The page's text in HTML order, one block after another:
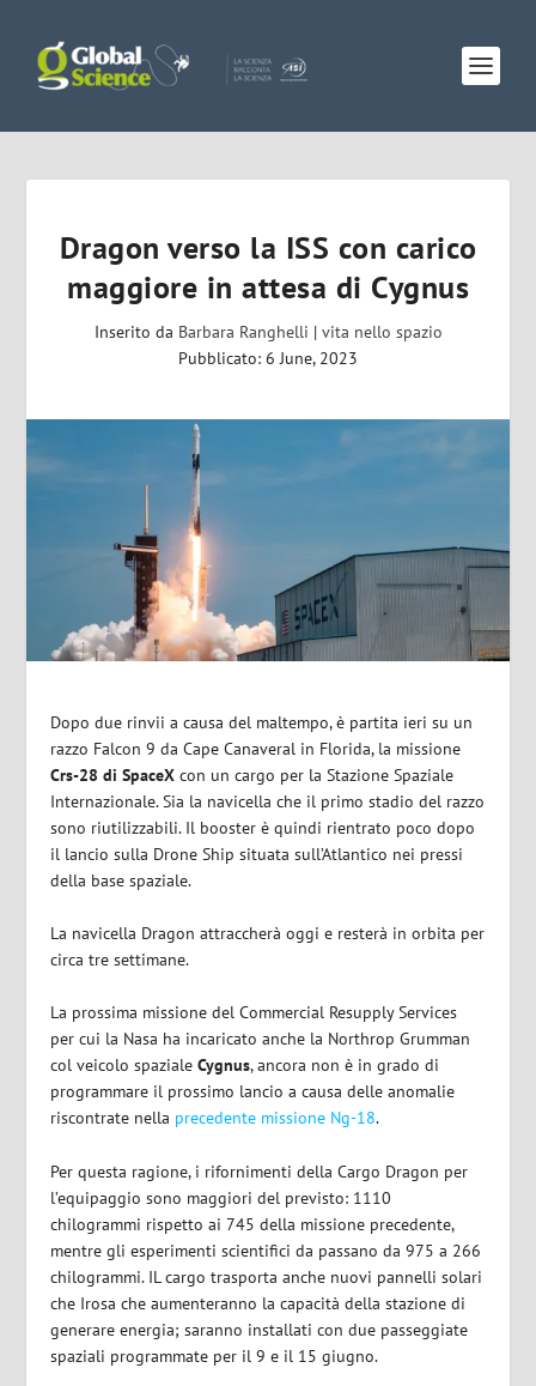
Dragon verso la ISS con carico
maggiore in attesa di Cygnus
Inserito da Barbara Ranghelli | vita nello spazio
Pubblicato: 6 June, 2023
Dopo due rinvii a causa del maltempo, è partita ieri su un
razzo Falcon 9 da Cape Canaveral in Florida, la missione
Crs-28 di SpaceX con un cargo per la Stazione Spaziale
Internazionale. Sia la navicella che il primo stadio del razzo
sono riutilizzabili. Il booster è quindi rientrato poco dopo
il lancio sulla Drone Ship situata sull’Atlantico nei pressi
della base spaziale.
La navicella Dragon attraccherà oggi e resterà in orbita per
circa tre settimane.
La prossima missione del Commercial Resupply Services
per cui la Nasa ha incaricato anche la Northrop Grumman
col veicolo spazialeCygnus, ancora non è in grado di
programmare il prossimo lancio a causa delle anomalie
riscontrate nella precedente missione Ng-18.
Per questa ragione, i rifornimenti della Cargo Dragon per
l’equipaggio sono maggiori del previsto: 1110
chilogrammi rispetto ai 745 della missione precedente,
mentre gli esperimenti scientifici da passano da 975 a 266
chilogrammi. IL cargo trasporta anche nuovi pannelli solari
che Irosa che aumenteranno la capacità della stazione di
generare energia; saranno installati con due passeggiate
spaziali programmate per il 9 e il 15 giugno.